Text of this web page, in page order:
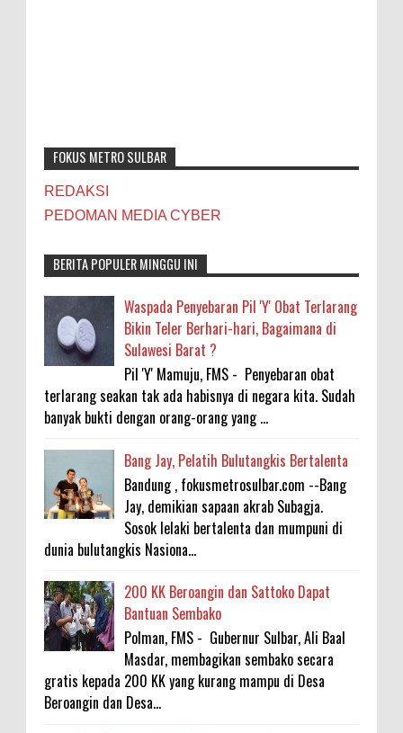
FOKUS METRO SULBAR
REDAKSI
PEDOMAN MEDIA CYBER
BERITA POPULER MINGGU INI
Waspada Penyebaran Pil 'Y' Obat Terlarang
Bikin Teler Berhari-hari, Bagaimana di
Sulawesi Barat ?
Pil 'Y' Mamuju, FMS - Penyebaran obat
terlarang seakan tak ada habisnya di negara kita. Sudah
banyak bukti dengan orang-orang yang ...
Bang Jay, Pelatih Bulutangkis Bertalenta
Bandung , fokusmetrosulbar.com --Bang
Jay, demikian sapaan akrab Subagja.
Sosok lelaki bertalenta dan mumpuni di
dunia bulutangkis Nasiona...
200 KK Beroangin dan Sattoko Dapat
Bantuan Sembako
Polman, FMS - Gubernur Sulbar, Ali Baal
Masdar, membagikan sembako secara
gratis kepada 200 KK yang kurang mampu di Desa
Beroangin dan Desa...